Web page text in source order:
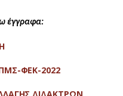
έγγραφα:
ΦΕΚ-2022